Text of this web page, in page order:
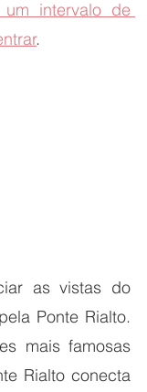
um intervalo de
.
as vistas do
Ponte Rialto.
mais famosas
Rialto conecta